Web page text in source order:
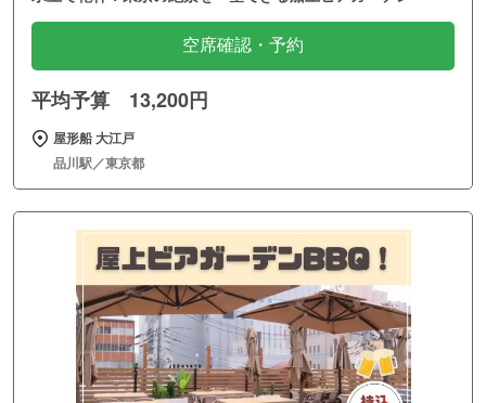
空席確認・予約
平均予算 13,200円
屋形船 大江戸
品川駅／東京都